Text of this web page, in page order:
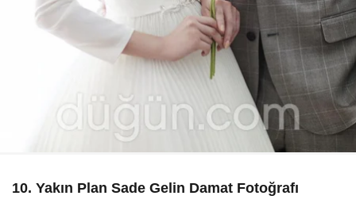
10. Yakın Plan Sade Gelin Damat Fotoğrafı